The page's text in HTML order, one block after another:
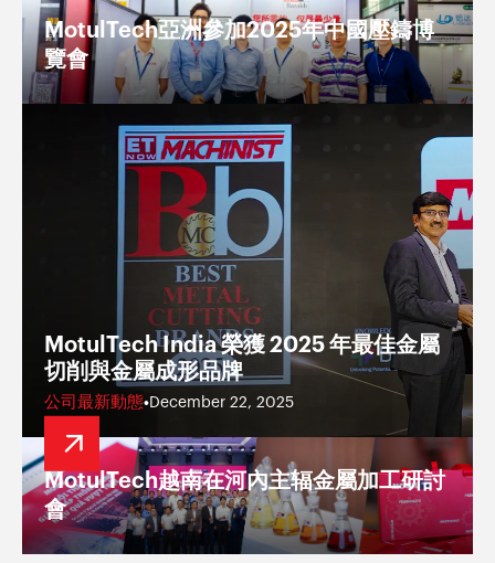
MotulTech亞洲參加2025年中國壓鑄博
覽會
MotulTech India 榮獲 2025 年最佳金屬
切削與金屬成形品牌
公司最新動態•December 22, 2025
MotulTech越南在河內主辐金屬加工研討
會